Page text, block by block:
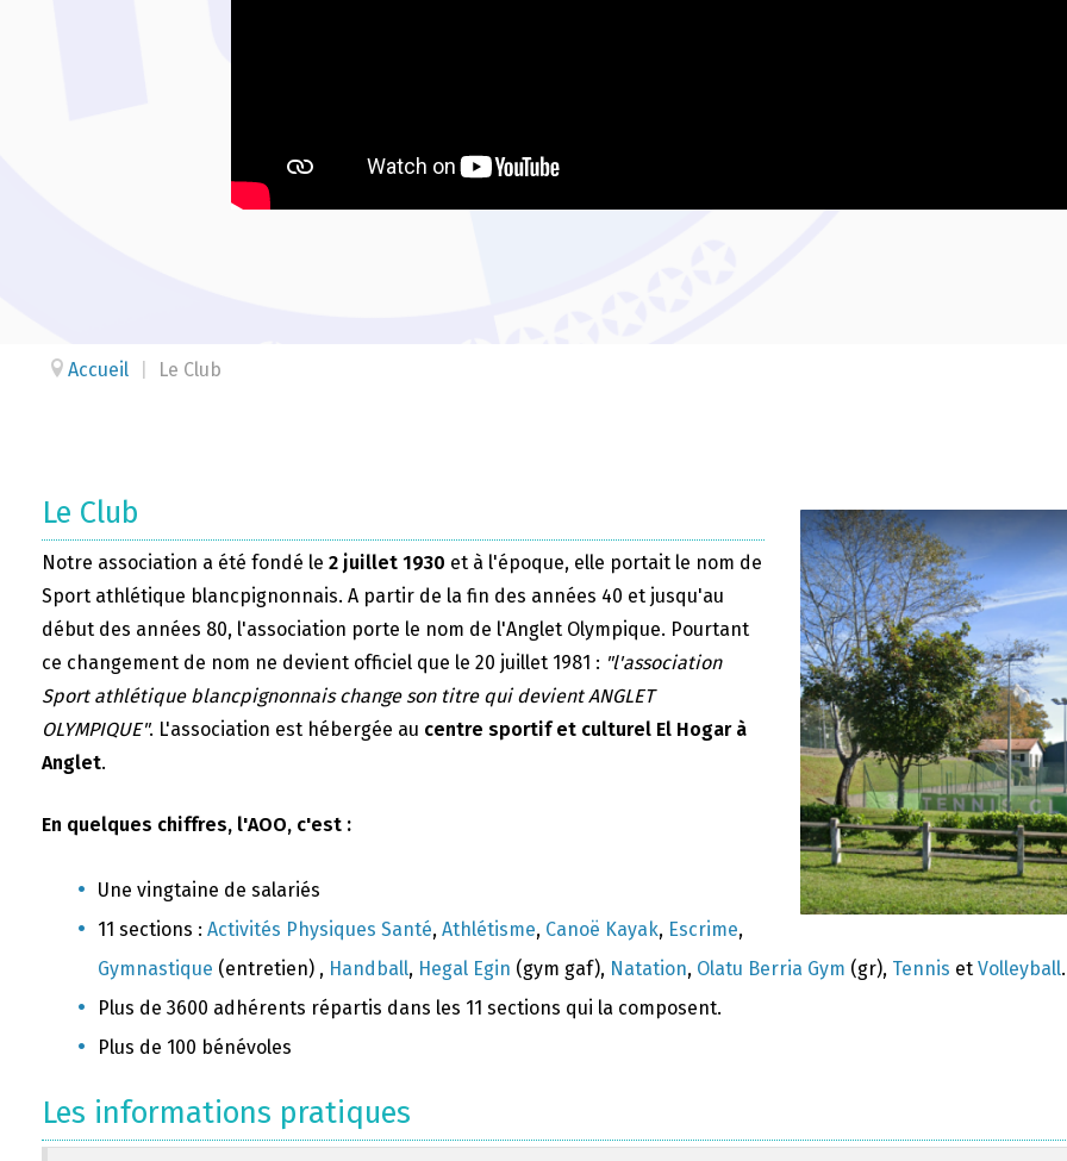
Accueil Le Club
Le Club
Notre association a été fondé le 2 juillet 1930 et à l'époque, elle portait le nom de
Sport athlétique blancpignonnais. A partir de la fin des années 40 et jusqu'au
début des années 80, l'association porte le nom de l'Anglet Olympique. Pourtant
ce changement de nom ne devient officiel que le 20 juillet 1981 : "l'association
Sport athlétique blancpignonnais change son titre qui devient ANGLET
OLYMPIQUE". L'association est hébergée au centre sportif et culturel El Hogar à
Anglet.
En quelques chiffres, l'AOO, c'est :
Une vingtaine de salariés
11 sections : Activités Physiques Santé, Athlétisme, Canoë Kayak, Escrime,
Gymnastique (entretien) , Handball, Hegal Egin (gym gaf), Natation, Olatu Berria Gym (gr), Tennis et Volleyball.
Plus de 3600 adhérents répartis dans les 11 sections qui la composent.
Plus de 100 bénévoles
Les informations pratiques